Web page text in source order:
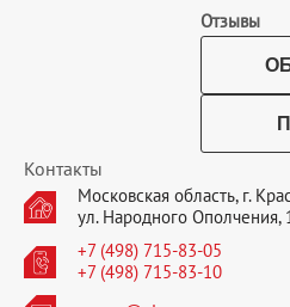
Отзывы
Контакты
Московская область, г.
ул. Народного Ополчения,
+7 (498) 715-83-05
+7 (498) 715-83-10